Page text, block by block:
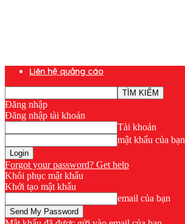
Liên hệ quảng cáo
Đăng nhập
Đăng nhập tài khoản
Tài khoản
mật khẩu của bạn
Forgot your password? Get help
Khôi phục mật khẩu
Khởi tạo mật khẩu
email của bạn